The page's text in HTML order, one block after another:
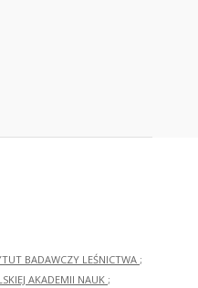
BADAWCZY LEŚNICTWA ;
AKADEMII NAUK ;